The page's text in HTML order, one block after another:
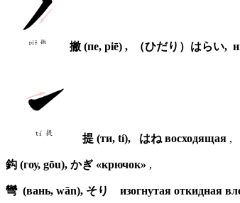
撇 (пе, piē) , （ひだり）はらい,
提 (ти, tí), はね восходящая ,
鈎 (гоу, gōu), かぎ «крючок» ,
彎 (вань, wān), そり изогнутая откидная